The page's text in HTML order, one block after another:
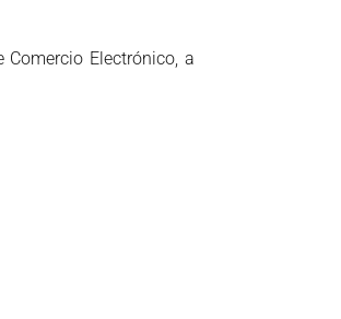
Electrónico, a